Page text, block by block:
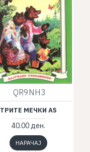
QR9NH3
ТРИТЕ МЕЧКИ А5
40.00 ден.
НАРАЧАЈ